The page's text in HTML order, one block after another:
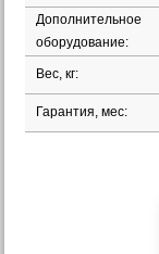
Дополнительное
оборудование:
Вес, кг:
Гарантия, мес: